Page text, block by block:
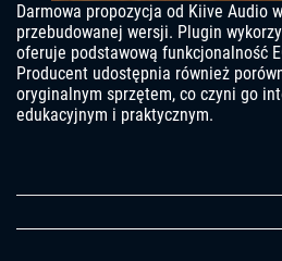
Darmowa propozycja od Kiive Audio
przebudowanej wersji. Plugin
oferuje podstawową funkcjonalność
Producent udostępnia również
oryginalnym sprzętem, co czyni go
edukacyjnym i praktycznym.